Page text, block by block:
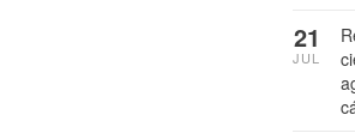
21
JUL